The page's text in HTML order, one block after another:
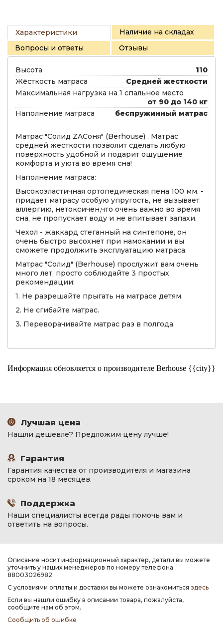
Характеристики
Наличие на складах
Вопросы и ответы
Отзывы
Высота
110
Жёсткость матраса
Средней жесткости
Максимальная нагрузка на 1 спальное место
от 90 до 140 кг
Наполнение матраса
беспружинный матрас
Матрас "Солид ZAСоня" (Berhouse) . Матрас
средней жесткости позволит сделать любую
поверхность удобной и подарит ощущение
комфорта и уюта во время сна!
Наполнение матраса:
Высокоэластичная ортопедическая пена 100 мм. -
придает матрасу особую упругость, не вызывает
аллергию, нетоксичен,что очень важно во время
сна, не пропускает воду и не впитывает запахи.
Чехол - жаккард стеганный на синтепоне, он
очень быстро высохнет при намокании и вы
сможете продолжить эксплуатацию матраса.
Матрас "Солид" (Berhouse) прослужит вам очень
много лет, просто соблюдайте 3 простых
рекомендации:
1. Не разрешайте прыгать на матрасе детям.
2. Не сгибайте матрас.
3. Переворачивайте матрас раз в полгода.
Информация обновляется о производителе Berhouse {{city}}
Лучшая цена
Нашли дешевле? Предложим цену лучше!
Гарантия
Гарантия качества от производителя и магазина
сроком на 18 месяцев.
Поддержка
Наши специалисты всегда рады помочь вам и
ответить на вопросы.
Описание носит информационный характер, детали вы можете
уточнить у наших менеджеров по номеру телефона
88003026982.
С условиями оплаты и доставки вы можете ознакомиться здесь
Если вы нашли ошибку в описании товара, пожалуйста,
сообщите нам об этом.
Сообщить об ошибке